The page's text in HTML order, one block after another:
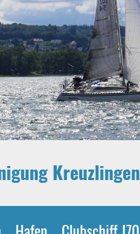
Kreuzlingen